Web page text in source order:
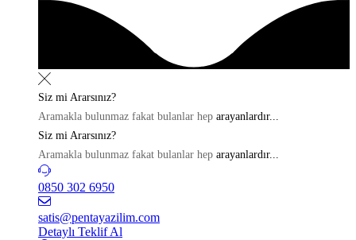
Siz mi Ararsınız?
Aramakla bulunmaz fakat bulanlar hep arayanlardır...
Siz mi Ararsınız?
Aramakla bulunmaz fakat bulanlar hep arayanlardır...
0850 302 6950
satis@pentayazilim.com
Detaylı Teklif Al